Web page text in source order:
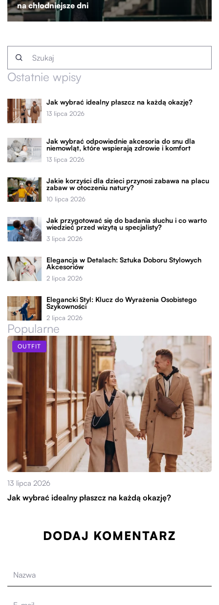
na chłodniejsze dni
Ostatnie wpisy
Jak wybrać idealny płaszcz na każdą okazję?
13 lipca 2026
Jak wybrać odpowiednie akcesoria do snu dla
niemowląt, które wspierają zdrowie i komfort
13 lipca 2026
Jakie korzyści dla dzieci przynosi zabawa na placu
zabaw w otoczeniu natury?
10 lipca 2026
Jak przygotować się do badania słuchu i co warto
wiedzieć przed wizytą u specjalisty?
3 lipca 2026
Elegancja w Detalach: Sztuka Doboru Stylowych
Akcesoriów
2 lipca 2026
Elegancki Styl: Klucz do Wyrażenia Osobistego
Szykowności
2 lipca 2026
Popularne
OUTFIT
13 lipca 2026
Jak wybrać idealny płaszcz na każdą okazję?
DODAJ KOMENTARZ